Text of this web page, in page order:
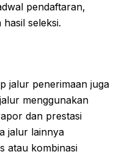
pendaftaran,
seleksi.
jalur penerimaan juga
menggunakan
dan prestasi
jalur lainnya
atau kombinasi